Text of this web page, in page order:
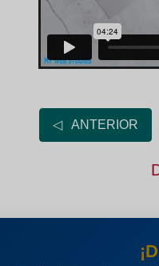
◁ ANTERIOR